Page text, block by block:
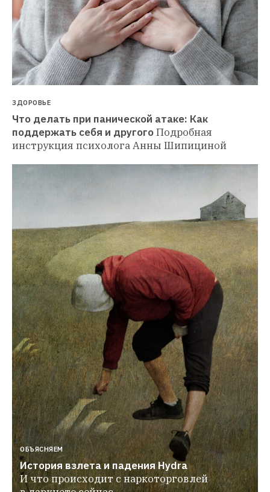
ЗДОРОВЬЕ
Что делать при панической атаке: Как
поддержать себя и другогоПодробная
инструкция психолога Анны Шипициной
ОБЪЯСНЯЕМ
История взлета и падения Hydra
И что происходит с наркоторговлей